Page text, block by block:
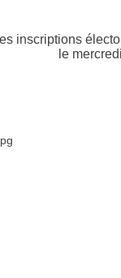
inscriptions
le